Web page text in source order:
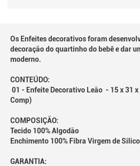
Os Enfeites decorativos foram
decoração do quartinho do bebê e dar
moderno.
CONTEÚDO:
01 - Enfeite Decorativo Leão - 15 x 31
Comp)
COMPOSIÇÃO:
Tecido 100% Algodão
Enchimento 100% Fibra Virgem de
GARANTIA: